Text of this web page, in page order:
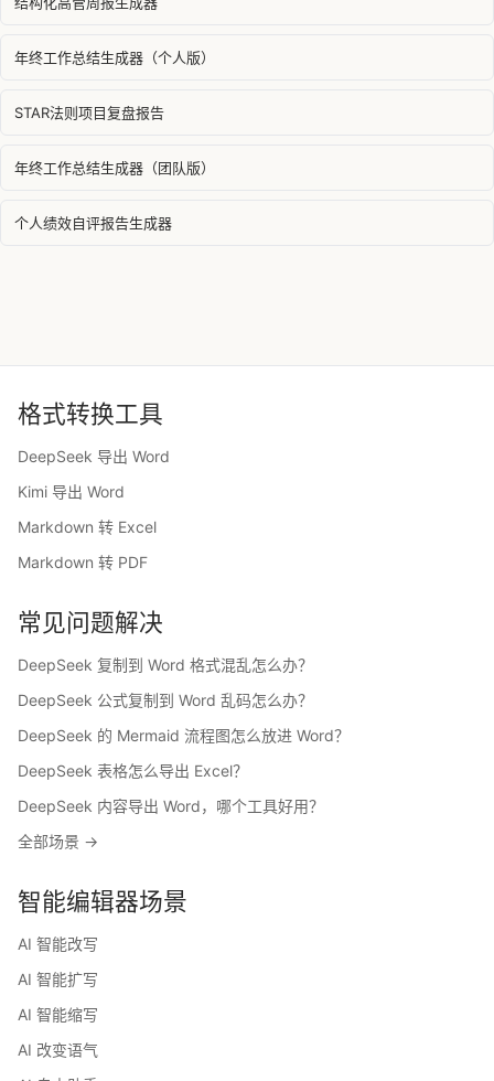
年终工作总结生成器（个人版）
STAR法则项目复盘报告
年终工作总结生成器（团队版）
个人绩效自评报告生成器
格式转换工具
DeepSeek 导出 Word
Kimi 导出 Word
Markdown 转 Excel
Markdown 转 PDF
常见问题解决
DeepSeek 复制到 Word 格式混乱怎么办？
DeepSeek 公式复制到 Word 乱码怎么办？
DeepSeek 的 Mermaid 流程图怎么放进 Word？
DeepSeek 表格怎么导出 Excel？
DeepSeek 内容导出 Word，哪个工具好用？
全部场景 →
智能编辑器场景
AI 智能改写
AI 智能扩写
AI 智能缩写
AI 改变语气